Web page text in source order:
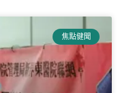
焦點健聞